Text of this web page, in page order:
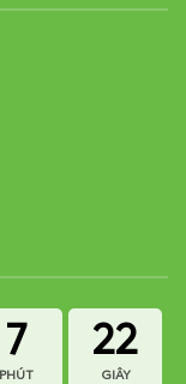
7
PHÚT
21
GIÂY